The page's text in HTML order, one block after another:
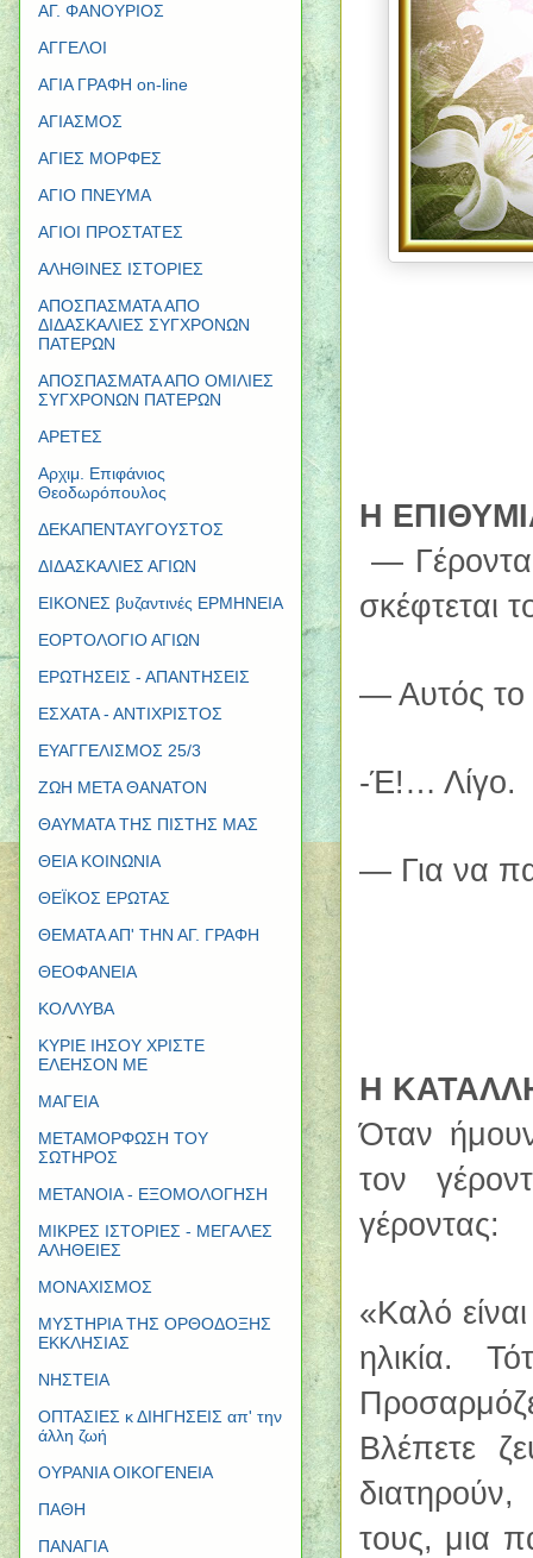
Η
—
σκέφτεται
— Αυτός το
-Έ!… Λίγο.
— Για να
Η
Όταν
τον
γέροντας:
«Καλό
ηλικία.
Βλέπετε
τους, μια
ΑΓ. ΦΑΝΟΥΡΙΟΣ
ΑΓΓΕΛΟΙ
ΑΓΙΑ ΓΡΑΦΗ on-line
ΑΓΙΑΣΜΟΣ
ΑΓΙΕΣ ΜΟΡΦΕΣ
ΑΓΙΟ ΠΝΕΥΜΑ
ΑΓΙΟΙ ΠΡΟΣΤΑΤΕΣ
ΑΛΗΘΙΝΕΣ ΙΣΤΟΡΙΕΣ
ΑΠΟΣΠΑΣΜΑΤΑ ΑΠΟ
ΔΙΔΑΣΚΑΛΙΕΣ ΣΥΓΧΡΟΝΩΝ
ΠΑΤΕΡΩΝ
ΑΠΟΣΠΑΣΜΑΤΑ ΑΠΟ ΟΜΙΛΙΕΣ
ΣΥΓΧΡΟΝΩΝ ΠΑΤΕΡΩΝ
ΑΡΕΤΕΣ
Αρχιμ. Επιφάνιος
Θεοδωρόπουλος
ΔΕΚΑΠΕΝΤΑΥΓΟΥΣΤΟΣ
ΔΙΔΑΣΚΑΛΙΕΣ ΑΓΙΩΝ
ΕΙΚΟΝΕΣ βυζαντινές ΕΡΜΗΝΕΙΑ
ΕΟΡΤΟΛΟΓΙΟ ΑΓΙΩΝ
ΕΡΩΤΗΣΕΙΣ - ΑΠΑΝΤΗΣΕΙΣ
ΕΣΧΑΤΑ - ΑΝΤΙΧΡΙΣΤΟΣ
ΕΥΑΓΓΕΛΙΣΜΟΣ 25/3
ΖΩΗ ΜΕΤΑ ΘΑΝΑΤΟΝ
ΘΑΥΜΑΤΑ ΤΗΣ ΠΙΣΤΗΣ ΜΑΣ
ΘΕΙΑ ΚΟΙΝΩΝΙΑ
ΘΕΪΚΟΣ ΕΡΩΤΑΣ
ΘΕΜΑΤΑ ΑΠ' ΤΗΝ ΑΓ. ΓΡΑΦΗ
ΘΕΟΦΑΝΕΙΑ
ΚΟΛΛΥΒΑ
ΚΥΡΙΕ ΙΗΣΟΥ ΧΡΙΣΤΕ
ΕΛΕΗΣΟΝ ΜΕ
ΜΑΓΕΙΑ
ΜΕΤΑΜΟΡΦΩΣΗ ΤΟΥ
ΣΩΤΗΡΟΣ
ΜΕΤΑΝΟΙΑ - ΕΞΟΜΟΛΟΓΗΣΗ
ΜΙΚΡΕΣ ΙΣΤΟΡΙΕΣ - ΜΕΓΑΛΕΣ
ΑΛΗΘΕΙΕΣ
ΜΟΝΑΧΙΣΜΟΣ
ΜΥΣΤΗΡΙΑ ΤΗΣ ΟΡΘΟΔΟΞΗΣ
ΕΚΚΛΗΣΙΑΣ
ΝΗΣΤΕΙΑ
ΟΠΤΑΣΙΕΣ κ ΔΙΗΓΗΣΕΙΣ απ' την
άλλη ζωή
ΟΥΡΑΝΙΑ ΟΙΚΟΓΕΝΕΙΑ
ΠΑΘΗ
ΠΑΝΑΓΙΑ